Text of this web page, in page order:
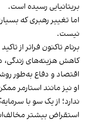
بریتانیایی رسیده است.
اما تغییر رهبری که
نیست.
برنام تاکنون فراتر از
کاهش هزینه‌های زندگی،
اقتصاد و دفاع به‌طور
او نیز مانند استارمر
ندارد؛ از یک سو با
استقراض بیشتر